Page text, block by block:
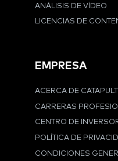
ANÁLISIS DE VÍDEO
LICENCIAS DE
EMPRESA
ACERCA DE CATAPULT
CARRERAS
CENTRO DE
POLÍTICA DE
CONDICIONES